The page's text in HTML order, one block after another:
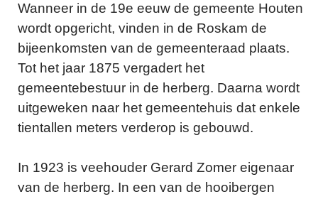
Wanneer in de 19e eeuw de gemeente Houten
wordt opgericht, vinden in de Roskam de
bijeenkomsten van de gemeenteraad plaats.
Tot het jaar 1875 vergadert het
gemeentebestuur in de herberg. Daarna wordt
uitgeweken naar het gemeentehuis dat enkele
tientallen meters verderop is gebouwd.
In 1923 is veehouder Gerard Zomer eigenaar
van de herberg. In een van de hooibergen